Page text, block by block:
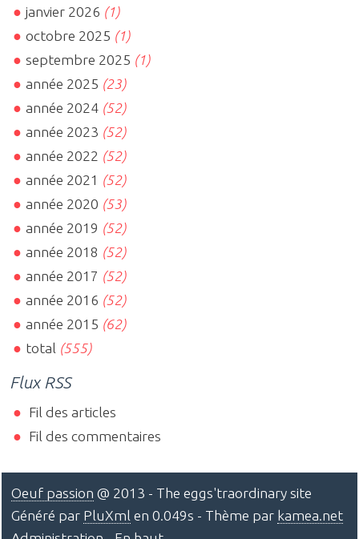
janvier 2026 (1)
octobre 2025 (1)
septembre 2025 (1)
année 2025 (23)
année 2024 (52)
année 2023 (52)
année 2022 (52)
année 2021 (52)
année 2020 (53)
année 2019 (52)
année 2018 (52)
année 2017 (52)
année 2016 (52)
année 2015 (62)
total (555)
Flux RSS
Fil des articles
Fil des commentaires
Oeuf passion @ 2013 - The eggs'traordinary site
Généré par PluXml en 0.049s - Thème par kamea.net